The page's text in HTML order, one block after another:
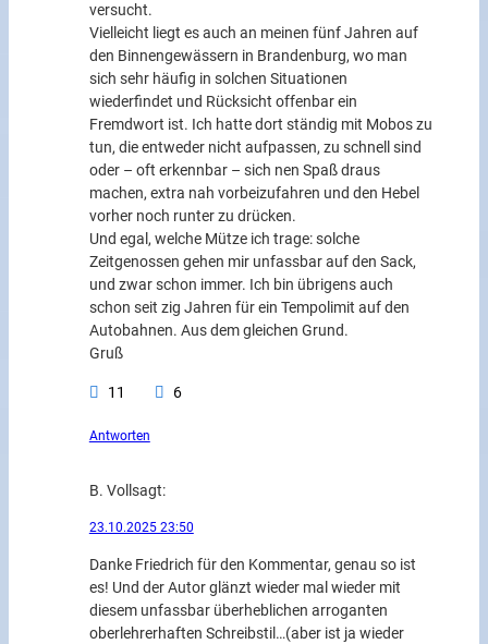
versucht.
Vielleicht liegt es auch an meinen fünf Jahren auf
den Binnengewässern in Brandenburg, wo man
sich sehr häufig in solchen Situationen
wiederfindet und Rücksicht offenbar ein
Fremdwort ist. Ich hatte dort ständig mit Mobos zu
tun, die entweder nicht aufpassen, zu schnell sind
oder – oft erkennbar – sich nen Spaß draus
machen, extra nah vorbeizufahren und den Hebel
vorher noch runter zu drücken.
Und egal, welche Mütze ich trage: solche
Zeitgenossen gehen mir unfassbar auf den Sack,
und zwar schon immer. Ich bin übrigens auch
schon seit zig Jahren für ein Tempolimit auf den
Autobahnen. Aus dem gleichen Grund.
Gruß
11 6
Antworten
B. Voll sagt:
23.10.2025 23:50
Danke Friedrich für den Kommentar, genau so ist
es! Und der Autor glänzt wieder mal wieder mit
diesem unfassbar überheblichen arroganten
oberlehrerhaften Schreibstil…(aber ist ja wieder